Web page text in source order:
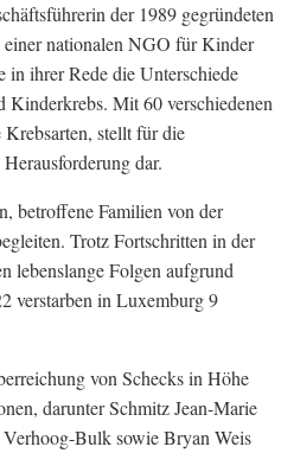
der 1989 gegründeten
nationalen NGO für Kinder
ihrer Rede die Unterschiede
Kinderkrebs. Mit 60 verschiedenen
Krebsarten, stellt für die
dar.
betroffene Familien von der
Trotz Fortschritten in der
lebenslange Folgen aufgrund
verstarben in Luxemburg 9
von Schecks in Höhe
darunter Schmitz Jean-Marie
Bulk sowie Bryan Weis